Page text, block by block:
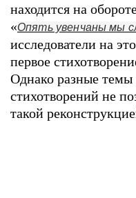
находится на
«Опять увенчаны мы
исследователи на
первое
Однако разные темы
стихотворений не
такой